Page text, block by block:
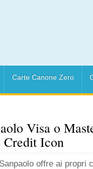
Carte Canone Zero
Visa o
Credit Icon
offre ai propri